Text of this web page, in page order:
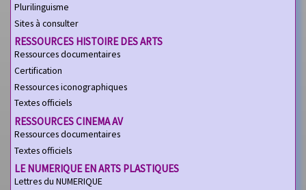
Plurilinguisme
Sites à consulter
RESSOURCES HISTOIRE DES ARTS
Ressources documentaires
Certification
Ressources iconographiques
Textes officiels
RESSOURCES CINEMA AV
Ressources documentaires
Textes officiels
LE NUMERIQUE EN ARTS PLASTIQUES
Lettres du NUMERIQUE